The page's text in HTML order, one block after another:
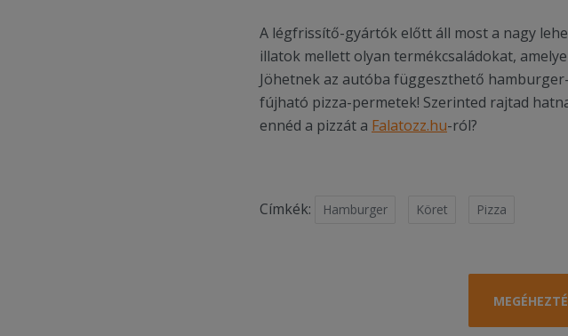
A légfrissítő-gyártók előtt áll most a nagy
illatok mellett olyan termékcsaládokat,
Jöhetnek az autóba függeszthető
fújható pizza-permetek! Szerinted rajtad
ennéd a pizzát a Falatozz.hu-ról?
Címkék: Hamburger Köret Pizza